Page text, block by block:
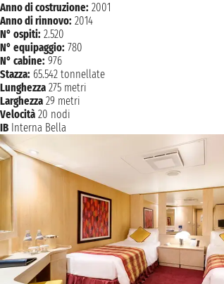
Anno di costruzione: 2001
Anno di rinnovo: 2014
N° ospiti: 2.520
N° equipaggio: 780
N° cabine: 976
Stazza: 65.542 tonnellate
Lunghezza 275 metri
Larghezza 29 metri
Velocità 20 nodi
IB Interna Bella